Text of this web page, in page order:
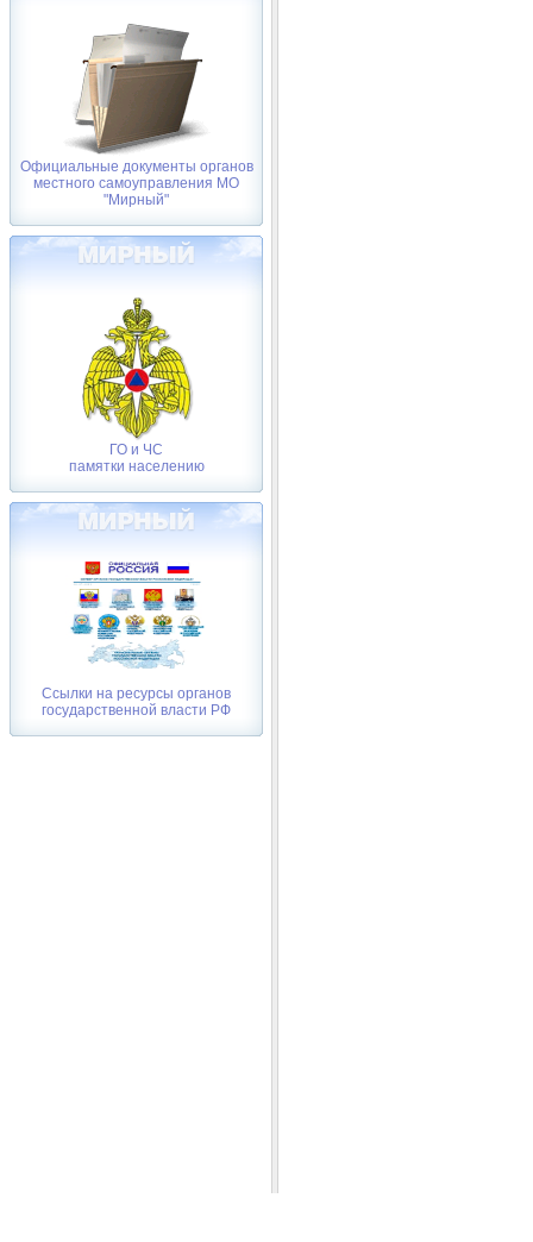
Официальные документы органов
местного самоуправления МО
"Мирный"
ГО и ЧС
памятки населению
Ссылки на ресурсы органов
государственной власти РФ